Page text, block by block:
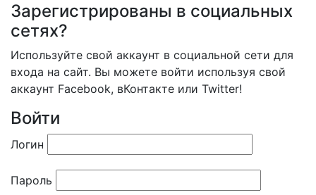
Зарегистрированы в социальных
сетях?
Используйте свой аккаунт в социальной сети для
входа на сайт. Вы можете войти используя свой
аккаунт Facebook, вКонтакте или Twitter!
Войти
Логин
Пароль